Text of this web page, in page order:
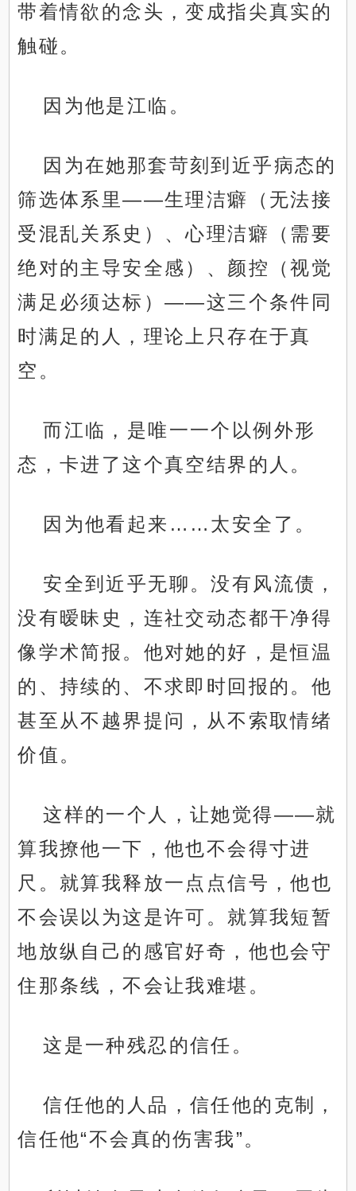
带着情欲的念头，变成指尖真实的
触碰。
因为他是江临。
因为在她那套苛刻到近乎病态的
筛选体系里——生理洁癖（无法接
受混乱关系史）、心理洁癖（需要
绝对的主导安全感）、颜控（视觉
满足必须达标）——这三个条件同
时满足的人，理论上只存在于真
空。
而江临，是唯一一个以例外形
态，卡进了这个真空结界的人。
因为他看起来……太安全了。
安全到近乎无聊。没有风流债，
没有暧昧史，连社交动态都干净得
像学术简报。他对她的好，是恒温
的、持续的、不求即时回报的。他
甚至从不越界提问，从不索取情绪
价值。
这样的一个人，让她觉得——就
算我撩他一下，他也不会得寸进
尺。就算我释放一点点信号，他也
不会误以为这是许可。就算我短暂
地放纵自己的感官好奇，他也会守
住那条线，不会让我难堪。
这是一种残忍的信任。
信任他的人品，信任他的克制，
信任他“不会真的伤害我”。